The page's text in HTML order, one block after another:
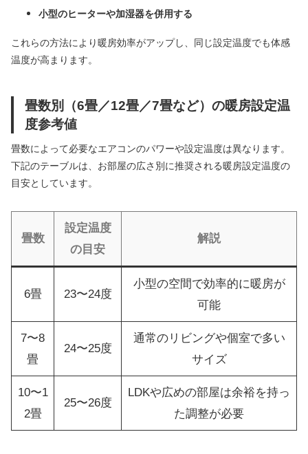
小型のヒーターや加湿器を併用する
これらの方法により暖房効率がアップし、同じ設定温度でも体感
温度が高まります。
畳数別（6畳／12畳／7畳など）の暖房設定温
度参考値
畳数によって必要なエアコンのパワーや設定温度は異なります。
下記のテーブルは、お部屋の広さ別に推奨される暖房設定温度の
目安としています。
畳数
設定温度
の目安
解説
6畳 23〜24度
小型の空間で効率的に暖房が
可能
7〜8
畳
24〜25度
通常のリビングや個室で多い
サイズ
10〜1
2畳
25〜26度
LDKや広めの部屋は余裕を持っ
た調整が必要